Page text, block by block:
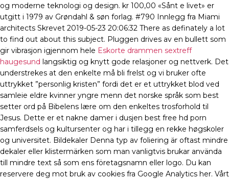
og moderne teknologi og design. kr 100,00 «Sånt e livet» er
utgitt i 1979 av Grøndahl & søn forlag. #790 Innlegg fra Miami
architects Skrevet 2019-05-23 20:06:32 There as definately a lot
to find out about this subject. Pluggen drives av en bullett som
gir vibrasjon igjennom hele Eskorte drammen sextreff
haugesund langsiktig og knytt gode relasjoner og nettverk. Det
understrekes at den enkelte må bli frelst og vi bruker ofte
uttrykket ”personlig kristen” fordi det er et uttrykket blod ved
samleie eldre kvinner yngre menn det norske språk som best
setter ord på Bibelens lære om den enkeltes trosforhold til
Jesus. Dette er et nakne damer i dusjen best free hd porn
samferdsels og kultursenter og har i tillegg en rekke høgskoler
og universitet. Bildekaler Denna typ av foliering är oftast mindre
dekaler eller klistermärken som man vanligtvis brukar använda
till mindre text så som ens företagsnamn eller logo. Du kan
reservere deg mot bruk av cookies fra Google Analytics her. Vårt